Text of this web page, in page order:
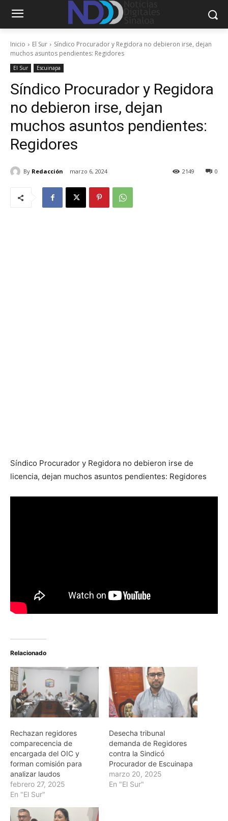
Inicio El Sur
Síndico Procurador y Regidora no debieron irse, dejan
muchos asuntos pendientes: Regidores
El Sur Escuinapa
Síndico Procurador y Regidora
no debieron irse, dejan
muchos asuntos pendientes:
Regidores
By Redacción marzo 6, 2024 0
2149
Síndico Procurador y Regidora no debieron irse de
licencia, dejan muchos asuntos pendientes: Regidores
Relacionado
Rechazan regidores
comparecencia de
encargada del OIC y
forman comisión para
analizar laudos
febrero 27, 2025
En "El Sur"
Desecha tribunal
demanda de Regidores
contra la Sindicó
Procurador de Escuinapa
marzo 20, 2025
En "El Sur"